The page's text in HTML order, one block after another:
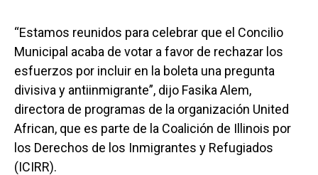
“Estamos reunidos para celebrar que el Concilio
Municipal acaba de votar a favor de rechazar los
esfuerzos por incluir en la boleta una pregunta
divisiva y antiinmigrante”, dijo Fasika Alem,
directora de programas de la organización United
African, que es parte de la Coalición de Illinois por
los Derechos de los Inmigrantes y Refugiados
(ICIRR).